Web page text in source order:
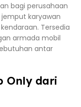
bagi perusahaan
karyawan
Tersedia
armada mobil
antar
Only dari